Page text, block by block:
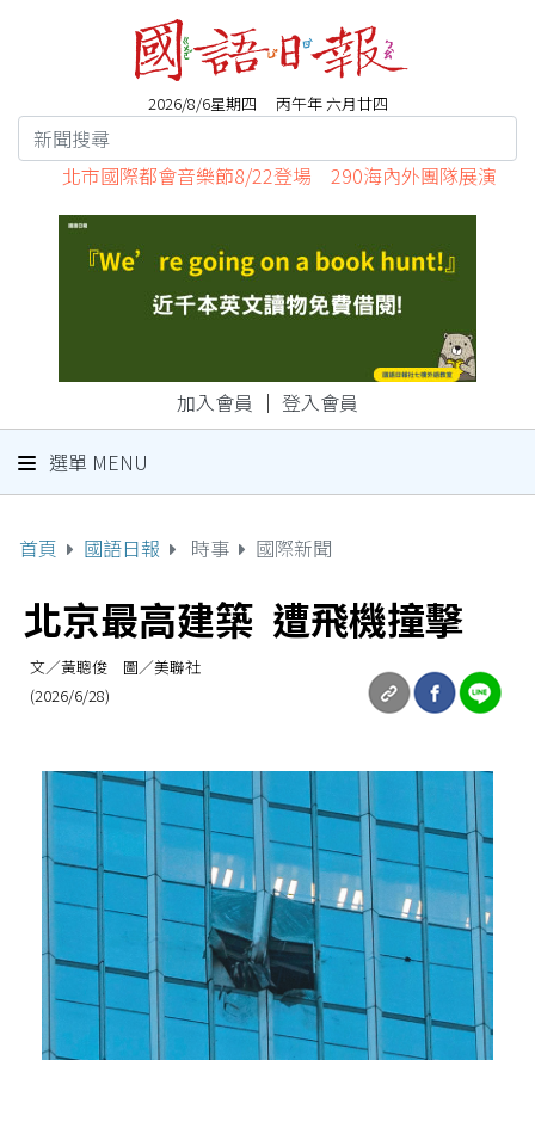
2026/8/6星期四 丙午年 六月廿四
北市國際都會音樂節8/22登場 290海內外團隊展演
加入會員 ｜ 登入會員
選單 MENU
首頁 國語日報 時事 國際新聞
北京最高建築 遭飛機撞擊
文／黃聰俊 圖／美聯社
(2026/6/28)